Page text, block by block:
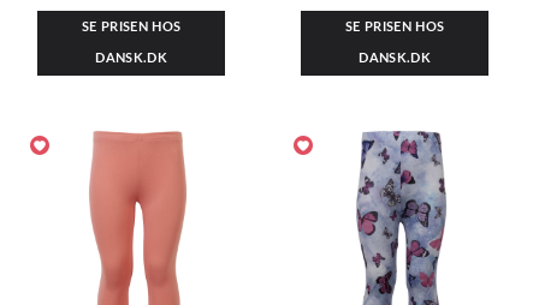
SE PRISEN HOS
DANSK.DK
SE PRISEN HOS
DANSK.DK